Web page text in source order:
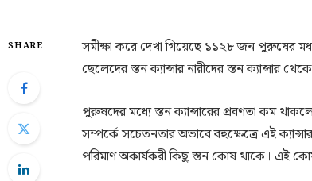
SHARE
সমীক্ষা করে দেখা গিয়েছে ১১২৮ জন পুরুষের
ছেলেদের স্তন ক্যান্সার নারীদের স্তন ক্যান্সার
পুরুষদের মধ্যে স্তন ক্যান্সারের প্রবণতা কম
সম্পর্কে সচেতনতার অভাবে বহুক্ষেত্রে এই
পরিমাণ অকার্যকরী কিছু স্তন কোষ থাকে। এই